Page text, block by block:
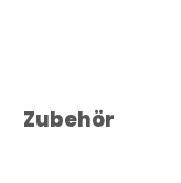
Produktgalerie
Zubehör